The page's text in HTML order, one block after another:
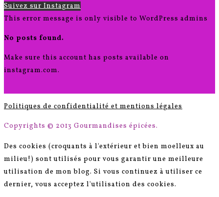
Suivez sur Instagram
This error message is only visible to WordPress admins
No posts found.
Make sure this account has posts available on
instagram.com.
Politiques de confidentialité et mentions légales
Copyrights © 2013 Gourmandises épicées.
Des cookies (croquants à l'extérieur et bien moelleux au
milieu!) sont utilisés pour vous garantir une meilleure
utilisation de mon blog. Si vous continuez à utiliser ce
dernier, vous acceptez l'utilisation des cookies.